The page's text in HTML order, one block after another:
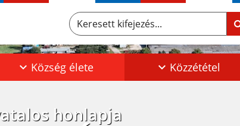
Keresett kifejezés...
Község élete Közzététel
honlapja